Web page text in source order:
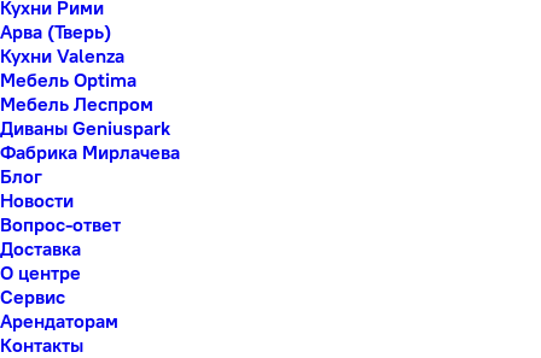
Кухни Рими
Арва (Тверь)
Кухни Valenza
Мебель Optima
Мебель Леспром
Диваны Geniuspark
Фабрика Мирлачева
Блог
Новости
Вопрос-ответ
Доставка
О центре
Сервис
Арендаторам
Контакты